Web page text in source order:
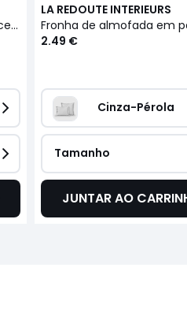
Fronha lisa em polialgodão, Scenario
LA REDOUTE INTERIEURS
2.49 €
Cinza-Pérola
Tamanho
JUNTAR AO